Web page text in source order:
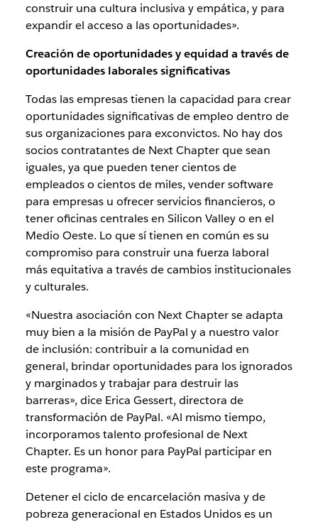
construir una cultura inclusiva y empática, y para
expandir el acceso a las oportunidades».
Creación de oportunidades y equidad a través de
oportunidades laborales significativas
Todas las empresas tienen la capacidad para crear
oportunidades significativas de empleo dentro de
sus organizaciones para exconvictos. No hay dos
socios contratantes de Next Chapter que sean
iguales, ya que pueden tener cientos de
empleados o cientos de miles, vender software
para empresas u ofrecer servicios financieros, o
tener oficinas centrales en Silicon Valley o en el
Medio Oeste. Lo que sí tienen en común es su
compromiso para construir una fuerza laboral
más equitativa a través de cambios institucionales
y culturales.
«Nuestra asociación con Next Chapter se adapta
muy bien a la misión de PayPal y a nuestro valor
de inclusión: contribuir a la comunidad en
general, brindar oportunidades para los ignorados
y marginados y trabajar para destruir las
barreras», dice Erica Gessert, directora de
transformación de PayPal. «Al mismo tiempo,
incorporamos talento profesional de Next
Chapter. Es un honor para PayPal participar en
este programa».
Detener el ciclo de encarcelación masiva y de
pobreza generacional en Estados Unidos es un